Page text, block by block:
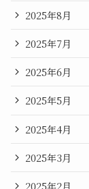
2025年8月
2025年7月
2025年6月
2025年5月
2025年4月
2025年3月
2025年2月